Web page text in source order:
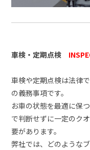
車検・定期点検
車検や定期点検は法律
の義務事項です。
お車の状態を最適に保
で判断せずに一定のク
要があります。
弊社では、どのような